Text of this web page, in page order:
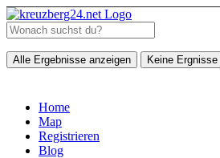
Alle Ergebnisse anzeigen Keine Ergnisse
Home
Map
Registrieren
Blog